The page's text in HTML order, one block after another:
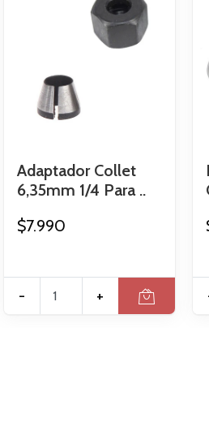
Adaptador Collet
6,35mm 1/4 Para ..
$7.990
- +